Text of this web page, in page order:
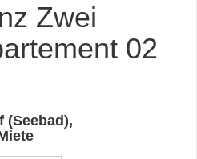
Zwei
02
(Seebad),